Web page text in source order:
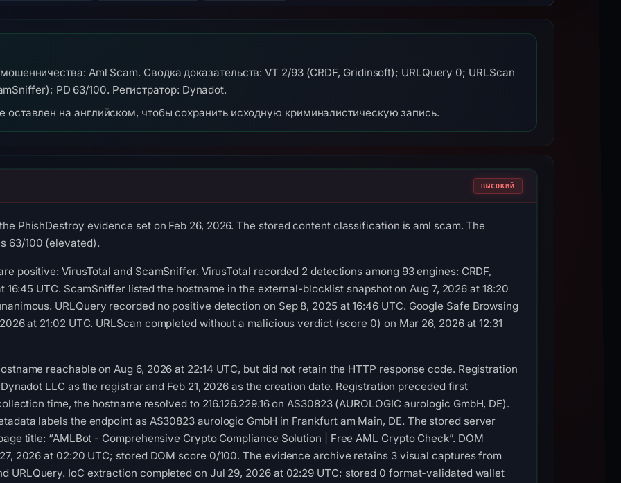
Aml Scam. Сводка доказательств: VT 2/93 (CRDF, Gridinsoft); URLQuery 0; URLScan
PD 63/100. Регистратор: Dynadot.
на английском, чтобы сохранить исходную криминалистическую запись.
ВЫСОКИЙ
PhishDestroy evidence set on Feb 26, 2026. The stored content classification is aml scam. The
63/100 (elevated).
positive: VirusTotal and ScamSniffer. VirusTotal recorded 2 detections among 93 engines: CRDF,
16:45 UTC. ScamSniffer listed the hostname in the external-blocklist snapshot on Aug 7, 2026 at 18:20
URLQuery recorded no positive detection on Sep 8, 2025 at 16:46 UTC. Google Safe Browsing
at 21:02 UTC. URLScan completed without a malicious verdict (score 0) on Mar 26, 2026 at 12:31
reachable on Aug 6, 2026 at 22:14 UTC, but did not retain the HTTP response code. Registration
LLC as the registrar and Feb 21, 2026 as the creation date. Registration preceded first
time, the hostname resolved to 216.126.229.16 on AS30823 (AUROLOGIC aurologic GmbH, DE).
labels the endpoint as AS30823 aurologic GmbH in Frankfurt am Main, DE. The stored server
title: “AMLBot - Comprehensive Crypto Compliance Solution | Free AML Crypto Check”. DOM
2026 at 02:20 UTC; stored DOM score 0/100. The evidence archive retains 3 visual captures from
URLQuery. IoC extraction completed on Jul 29, 2026 at 02:29 UTC; stored 0 format-validated wallet